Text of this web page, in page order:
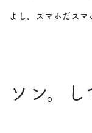
よし、スマホだスマ
ソン。し